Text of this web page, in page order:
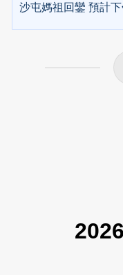
沙屯媽祖回鑾 預計下午